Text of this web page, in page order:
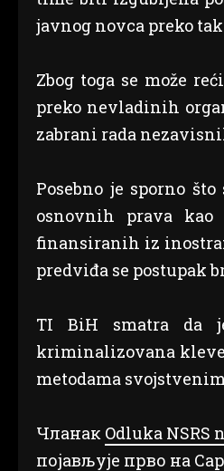
javnog novca preko
Zbog toga se može
preko nevladinih
zabrani rada
Posebno je sporno
osnovnih prava kao
finansiranih iz
predviđa se postupak
TI BiH smatra da
kriminalizovana
metodama
Чланак Odluka
појављује прво на